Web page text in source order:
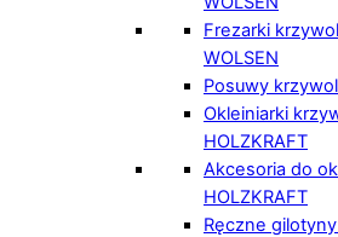
Frezarki
WOLSEN
Posuwy
Okleiniarki
HOLZKRAFT
Akcesoria do
HOLZKRAFT
Ręczne